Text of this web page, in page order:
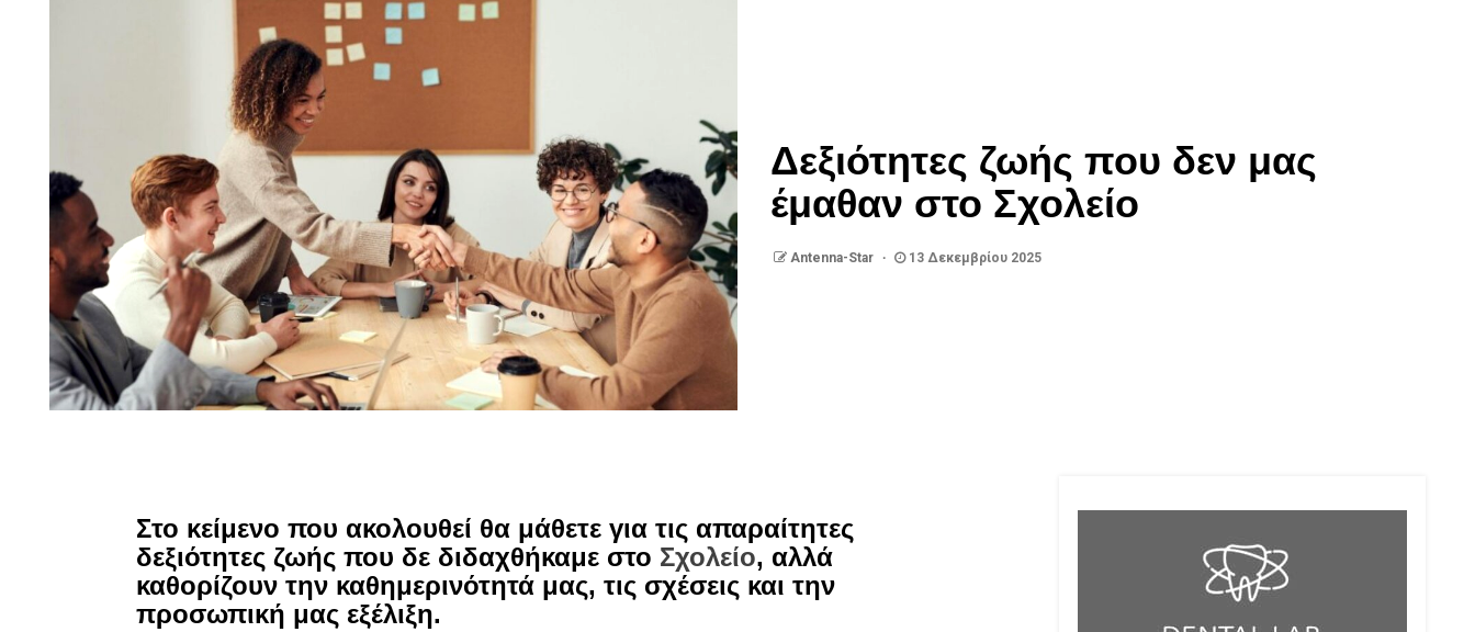
Δεξιότητες ζωής που δεν μας
έμαθαν στο Σχολείο
Antenna-Star 13 Δεκεμβρίου 2025
Στο κείμενο που ακολουθεί θα μάθετε για τις απαραίτητες
δεξιότητες ζωής που δε διδαχθήκαμε στο Σχολείο, αλλά
καθορίζουν την καθημερινότητά μας, τις σχέσεις και την
προσωπική μας εξέλιξη.